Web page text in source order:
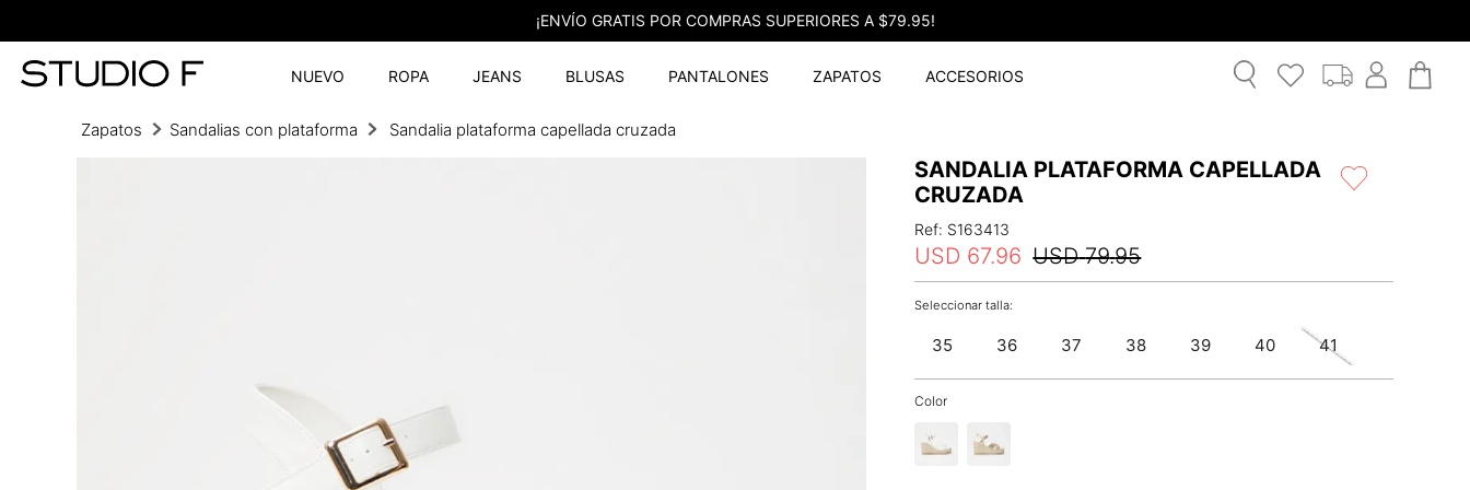
¡ENVÍO GRATIS POR COMPRAS SUPERIORES A $79.95!
NUEVO ROPA JEANS BLUSAS PANTALONES ZAPATOS ACCESORIOS
Zapatos Sandalias con plataforma Sandalia plataforma capellada cruzada
SANDALIA PLATAFORMA CAPELLADA
CRUZADA
Ref: S163413
USD 79.95
USD 67.96
35 36 37 38 39 40 41
Color